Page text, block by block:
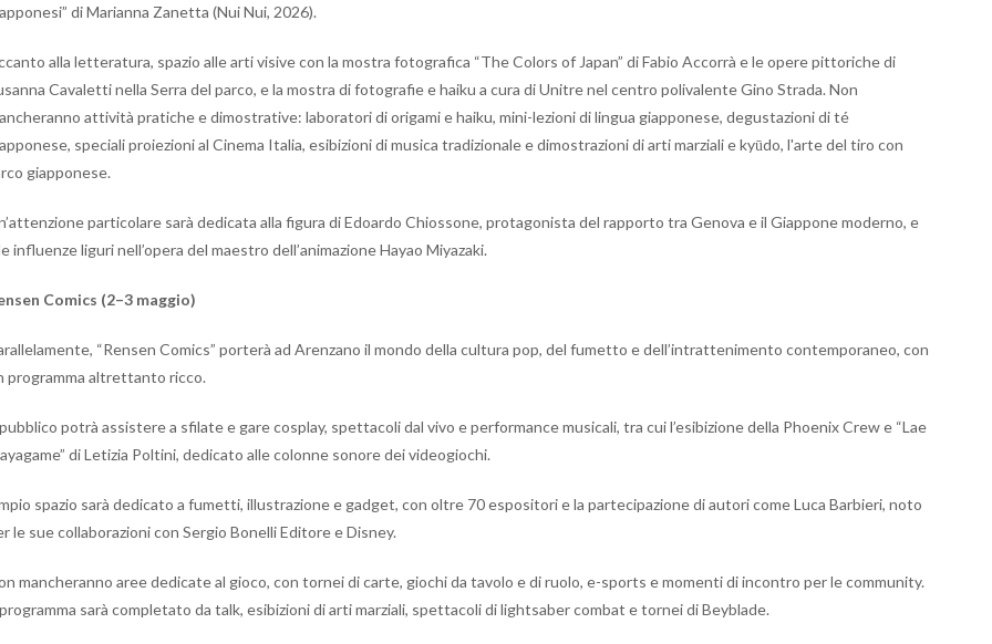
di Marianna Zanetta (Nui Nui, 2026).
alla letteratura, spazio alle arti visive con la mostra fotografica “The Colors of Japan” di Fabio Accorrà e le opere pittoriche di
Cavaletti nella Serra del parco, e la mostra di fotografie e haiku a cura di Unitre nel centro polivalente Gino Strada. Non
attività pratiche e dimostrative: laboratori di origami e haiku, mini-lezioni di lingua giapponese, degustazioni di té
speciali proiezioni al Cinema Italia, esibizioni di musica tradizionale e dimostrazioni di arti marziali e kyūdo, l'arte del tiro con
giapponese.
particolare sarà dedicata alla figura di Edoardo Chiossone, protagonista del rapporto tra Genova e il Giappone moderno, e
influenze liguri nell’opera del maestro dell’animazione Hayao Miyazaki.
Comics (2–3 maggio)
“Rensen Comics” porterà ad Arenzano il mondo della cultura pop, del fumetto e dell’intrattenimento contemporaneo, con
programma altrettanto ricco.
potrà assistere a sfilate e gare cosplay, spettacoli dal vivo e performance musicali, tra cui l’esibizione della Phoenix Crew e “Lae
di Letizia Poltini, dedicato alle colonne sonore dei videogiochi.
spazio sarà dedicato a fumetti, illustrazione e gadget, con oltre 70 espositori e la partecipazione di autori come Luca Barbieri, noto
le sue collaborazioni con Sergio Bonelli Editore e Disney.
mancheranno aree dedicate al gioco, con tornei di carte, giochi da tavolo e di ruolo, e-sports e momenti di incontro per le community.
sarà completato da talk, esibizioni di arti marziali, spettacoli di lightsaber combat e tornei di Beyblade.